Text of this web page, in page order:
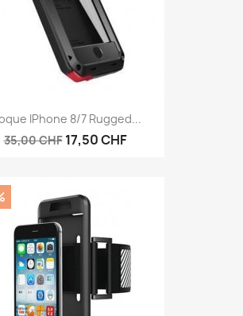
IPhone 8/7 Rugged...
35,00 CHF 17,50 CHF